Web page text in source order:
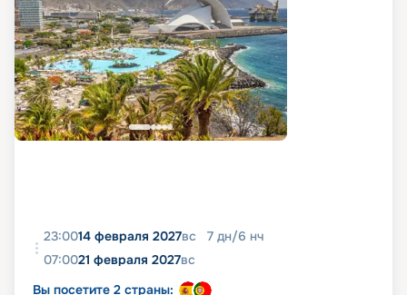
23:0014 февраля 2027вс 7 дн/6 нч
07:0021 февраля 2027вс
Вы посетите 2 страны: